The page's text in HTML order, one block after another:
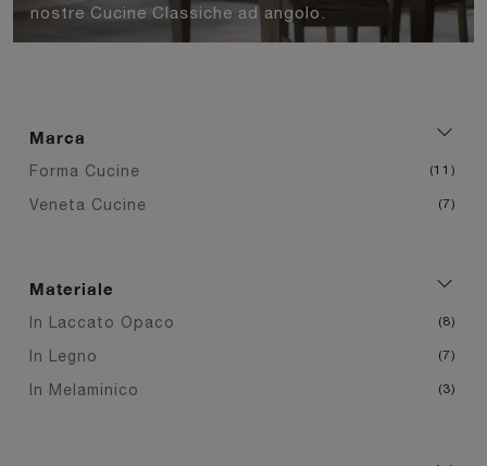
Marca
Forma Cucine 11
Veneta Cucine 7
Materiale
In Laccato Opaco 8
In Legno 7
In Melaminico 3
nostre Cucine Classiche ad angolo.